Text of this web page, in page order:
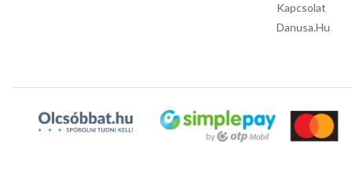
Kapcsolat
Danusa.hu